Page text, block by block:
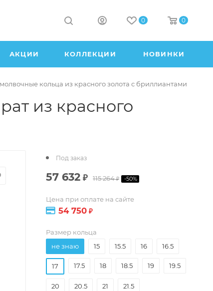
0 0
АКЦИИ КОЛЛЕКЦИИ НОВИНКИ
кольца из красного золота с бриллиантами
из красного
Под заказ
57 632 ₽ 115 264₽ -50%
Цена при оплате на сайте
54 750 ₽
Размер кольца
не знаю
15 15.5 16 16.5
17 17.5 18 18.5 19 19.5
20 20.5 21 21.5